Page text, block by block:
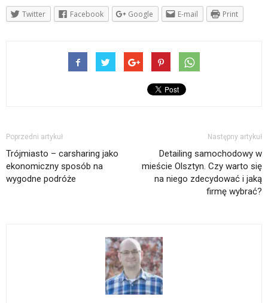
Twitter Facebook Google E-mail Print
Poprzedni artykuł
Trójmiasto – carsharing jako
ekonomiczny sposób na
wygodne podróże
Następny artykuł
Detailing samochodowy w
mieście Olsztyn. Czy warto się
na niego zdecydować i jaką
firmę wybrać?